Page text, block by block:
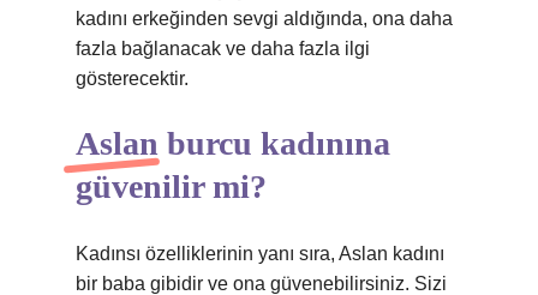
kadını erkeğinden sevgi aldığında, ona daha
fazla bağlanacak ve daha fazla ilgi
gösterecektir.
Aslan burcu kadınına
güvenilir mi?
Kadınsı özelliklerinin yanı sıra, Aslan kadını
bir baba gibidir ve ona güvenebilirsiniz. Sizi